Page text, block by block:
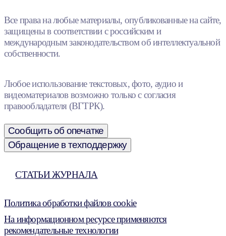
Все права на любые материалы, опубликованные на сайте,
защищены в соответствии с российским и
международным законодательством об интеллектуальной
собственности.
Любое использование текстовых, фото, аудио и
видеоматериалов возможно только с согласия
правообладателя (ВГТРК).
Сообщить об опечатке
Обращение в техподдержку
СТАТЬИ ЖУРНАЛА
Политика обработки файлов cookie
На информационном ресурсе применяются
рекомендательные технологии